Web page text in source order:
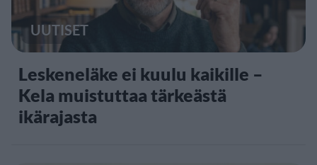
UUTISET
Leskeneläke ei kuulu kaikille –
Kela muistuttaa tärkeästä
ikärajasta